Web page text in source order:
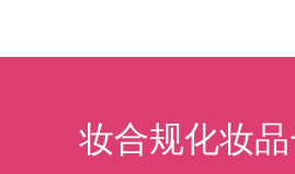
妆合规化妆